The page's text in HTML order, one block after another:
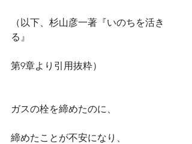
（以下、杉山彦一著『いのちを活き
る』
第9章より引用抜粋）
ガスの栓を締めたのに、
締めたことが不安になり、